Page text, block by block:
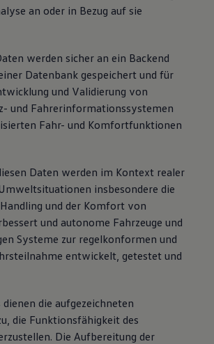
Jubiläum
an oder in Bezug auf sie
werden sicher an ein Backend
Datenbank gespeichert und für
und Validierung von
und Fahrerinformationssystemen
Fahr- und Komfortfunktionen
Daten werden im Kontext realer
insbesondere die
und der Komfort von
und autonome Fahrzeuge und
Systeme zur regelkonformen und
entwickelt, getestet und
die aufgezeichneten
die Funktionsfähigkeit des
Die Aufbereitung der